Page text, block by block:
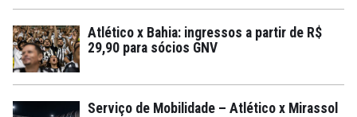
Atlético x Bahia: ingressos a partir de R$
29,90 para sócios GNV
Serviço de Mobilidade – Atlético x Mirassol